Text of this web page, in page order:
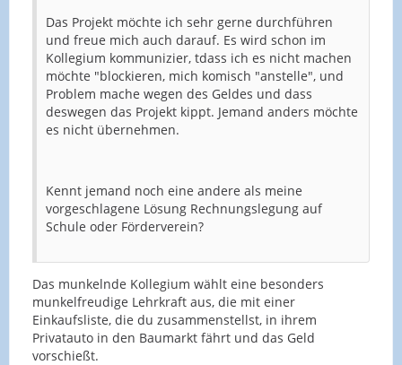
Das Projekt möchte ich sehr gerne durchführen
und freue mich auch darauf. Es wird schon im
Kollegium kommunizier, tdass ich es nicht machen
möchte "blockieren, mich komisch "anstelle", und
Problem mache wegen des Geldes und dass
deswegen das Projekt kippt. Jemand anders möchte
es nicht übernehmen.
Kennt jemand noch eine andere als meine
vorgeschlagene Lösung Rechnungslegung auf
Schule oder Förderverein?
Das munkelnde Kollegium wählt eine besonders
munkelfreudige Lehrkraft aus, die mit einer
Einkaufsliste, die du zusammenstellst, in ihrem
Privatauto in den Baumarkt fährt und das Geld
vorschießt.